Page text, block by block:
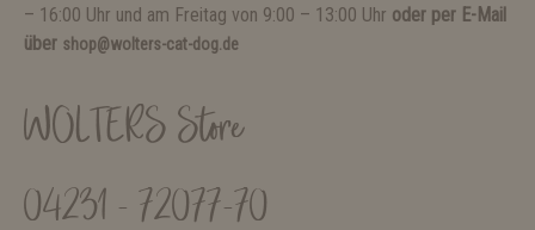
– 16:00 Uhr und am Freitag von 9:00 – 13:00 Uhr oder per E-Mail
über shop@wolters-cat-dog.de
WOLTERS Store
04231 - 72077-70